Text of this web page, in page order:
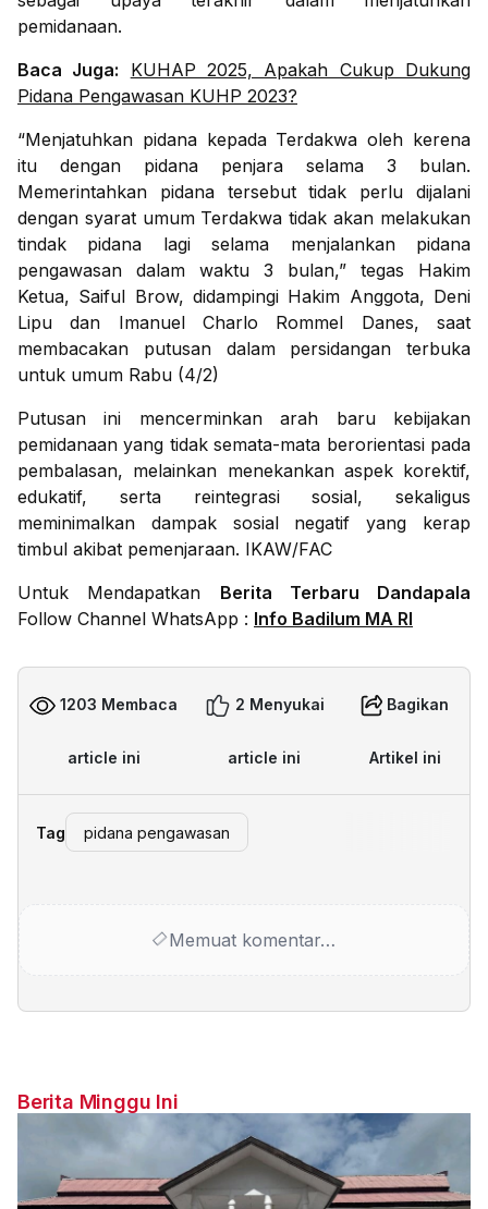
pemidanaan.
Baca Juga:
KUHAP 2025, Apakah Cukup Dukung
Pidana Pengawasan KUHP 2023?
“Menjatuhkan pidana kepada Terdakwa oleh kerena
itu dengan pidana penjara selama 3 bulan.
Memerintahkan pidana tersebut tidak perlu dijalani
dengan syarat umum Terdakwa tidak akan melakukan
tindak pidana lagi selama menjalankan pidana
pengawasan dalam waktu 3 bulan,” tegas Hakim
Ketua, Saiful Brow, didampingi Hakim Anggota, Deni
Lipu dan Imanuel Charlo Rommel Danes, saat
membacakan putusan dalam persidangan terbuka
untuk umum Rabu (4/2)
Putusan ini mencerminkan arah baru kebijakan
pemidanaan yang tidak semata-mata berorientasi pada
pembalasan, melainkan menekankan aspek korektif,
edukatif, serta reintegrasi sosial, sekaligus
meminimalkan dampak sosial negatif yang kerap
timbul akibat pemenjaraan. IKAW/FAC
Untuk Mendapatkan Berita Terbaru Dandapala
Follow Channel WhatsApp : Info Badilum MA RI
1203 Membaca
article ini
2 Menyukai
article ini
Bagikan
Artikel ini
Tag pidana pengawasan
Memuat komentar…
Berita Minggu Ini